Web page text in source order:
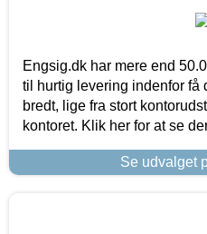
Engsig.dk har mere end
til hurtig levering indenfor
bredt, lige fra stort
kontoret. Klik her for at se
Se udvalget